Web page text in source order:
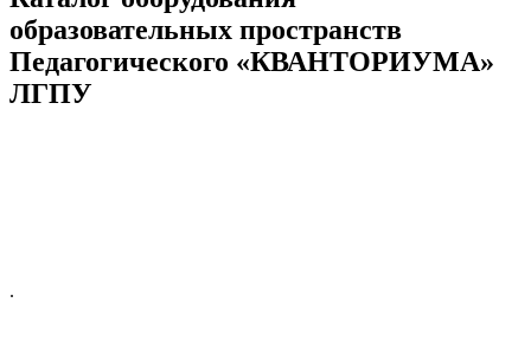
образовательных пространств
Педагогического «КВАНТОРИУМА»
ЛГПУ
.